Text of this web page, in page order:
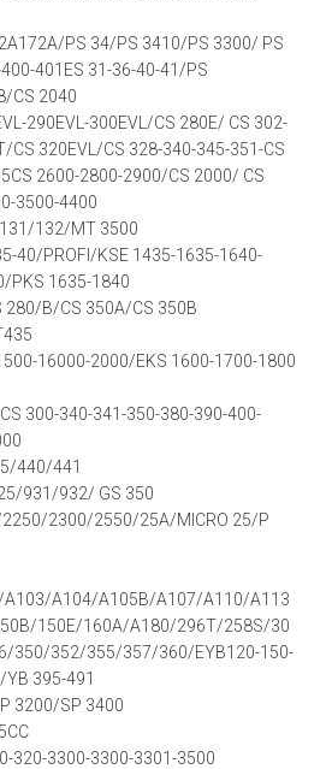
PS 34/PS 3410/PS 3300/ PS
401ES 31-36-40-41/PS
CS 2040
290EVL-300EVL/CS 280E/ CS 302-
CS 320EVL/CS 328-340-345-351-CS
2600-2800-2900/CS 2000/ CS
3500-4400
132/MT 3500
40/PROFI/KSE 1435-1635-1640-
PKS 1635-1840
280/B/CS 350A/CS 350B
16000-2000/EKS 1600-1700-1800
300-340-341-350-380-390-400-
440/441
931/932/ GS 350
2300/2550/25A/MICRO 25/P
A104/A105B/A107/A110/A113
150E/160A/A180/296T/258S/30
350/352/355/357/360/EYB120-150-
395-491
3200/SP 3400
320-3300-3300-3301-3500